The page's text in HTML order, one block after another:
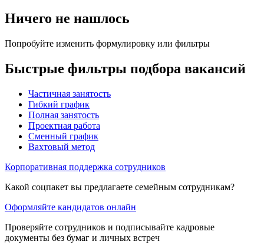
Ничего не нашлось
Попробуйте изменить формулировку или фильтры
Быстрые фильтры подбора вакансий
Частичная занятость
Гибкий график
Полная занятость
Проектная работа
Сменный график
Вахтовый метод
Корпоративная поддержка сотрудников
Какой соцпакет вы предлагаете семейным сотрудникам?
Оформляйте кандидатов онлайн
Проверяйте сотрудников и подписывайте кадровые
документы без бумаг и личных встреч